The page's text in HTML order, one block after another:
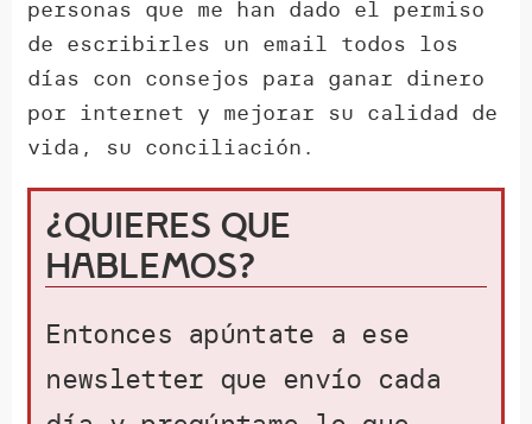
personas que me han dado el permiso
de escribirles un email todos los
días con consejos para ganar dinero
por internet y mejorar su calidad de
vida, su conciliación.
¿Quieres que
hablemos?
Entonces apúntate a ese
newsletter que envío cada